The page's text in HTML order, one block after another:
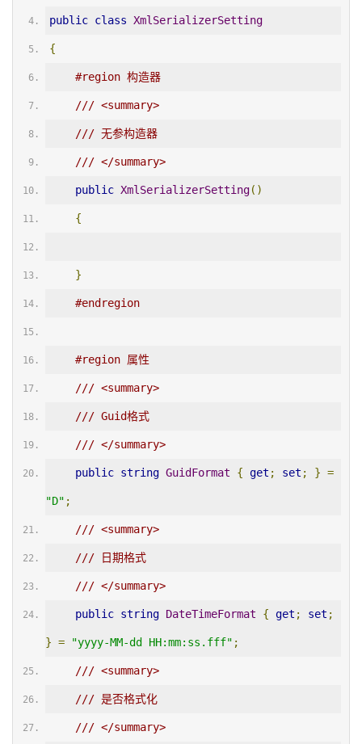
public class XmlSerializerSetting
{
#region 构造器
/// <summary>
/// 无参构造器
/// </summary>
public XmlSerializerSetting()
{
}
#endregion
#region 属性
/// <summary>
/// Guid格式
/// </summary>
public string GuidFormat { get ; set ; } =
"D" ;
/// <summary>
/// 日期格式
/// </summary>
public string DateTimeFormat { get ; set ;
} = "yyyy-MM-dd HH:mm:ss.fff" ;
/// <summary>
/// 是否格式化
/// </summary>